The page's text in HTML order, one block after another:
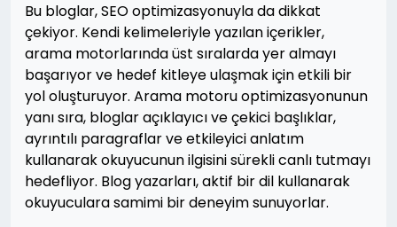
Bu bloglar, SEO optimizasyonuyla da dikkat
çekiyor. Kendi kelimeleriyle yazılan içerikler,
arama motorlarında üst sıralarda yer almayı
başarıyor ve hedef kitleye ulaşmak için etkili bir
yol oluşturuyor. Arama motoru optimizasyonunun
yanı sıra, bloglar açıklayıcı ve çekici başlıklar,
ayrıntılı paragraflar ve etkileyici anlatım
kullanarak okuyucunun ilgisini sürekli canlı tutmayı
hedefliyor. Blog yazarları, aktif bir dil kullanarak
okuyuculara samimi bir deneyim sunuyorlar.